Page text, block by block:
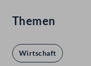
Themen
Wirtschaft